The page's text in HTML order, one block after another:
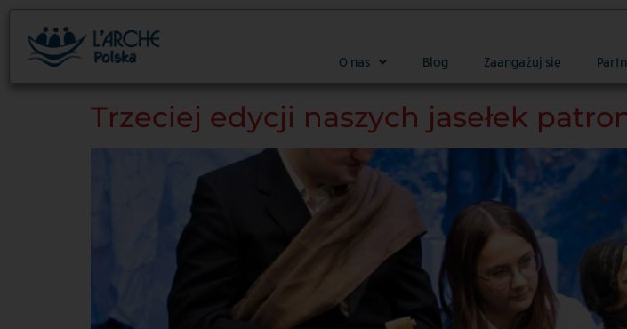
O nas Blog Zaangażuj się
Trzeciej edycji naszych jasełek